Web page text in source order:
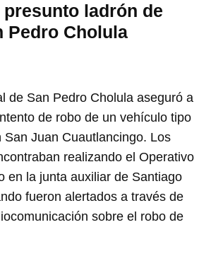
presunto ladrón de
Pedro Cholula
de San Pedro Cholula aseguró a
de robo de un vehículo tipo
San Juan Cuautlancingo. Los
realizando el Operativo
en la junta auxiliar de Santiago
fueron alertados a través de
sobre el robo de